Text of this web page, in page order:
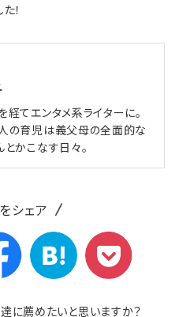
！
てエンタメ系ライターに。
の育児は義父母の全面的な
かこなす日々。
シェア
に薦めたいと思いますか？